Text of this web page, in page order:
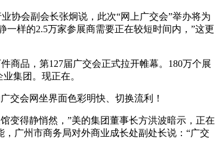
会副会长张炯说，此次“网上广交会”举办将为
样的2.5万家参展商需要正在较短时间内，”这更
品，第127届广交会正式拉开帷幕。180万个展
集团。现正在。
会网坐界面色彩明快、切换流利！
得静悄然，”美的集团董事长方洪波暗示，正在
广州市商务局对外商业成长处副处长说：“广交